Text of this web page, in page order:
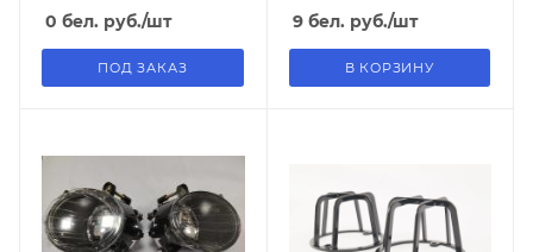
0 бел. руб./шт
ПОД ЗАКАЗ
9бел. руб./шт
В КОРЗИНУ